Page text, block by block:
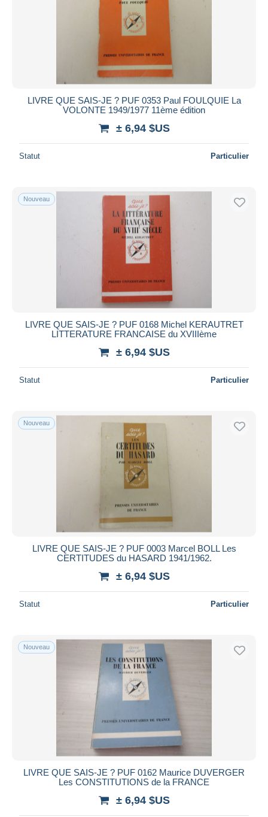
LIVRE QUE SAIS-JE ? PUF 0353 Paul FOULQUIE La
VOLONTE 1949/1977 11ème édition
± 6,94 $US
Statut Particulier
Nouveau
LIVRE QUE SAIS-JE ? PUF 0168 Michel KERAUTRET
LITTERATURE FRANCAISE du XVIIIème
± 6,94 $US
Statut Particulier
Nouveau
LIVRE QUE SAIS-JE ? PUF 0003 Marcel BOLL Les
CERTITUDES du HASARD 1941/1962.
± 6,94 $US
Statut Particulier
Nouveau
LIVRE QUE SAIS-JE ? PUF 0162 Maurice DUVERGER
Les CONSTITUTIONS de la FRANCE
± 6,94 $US